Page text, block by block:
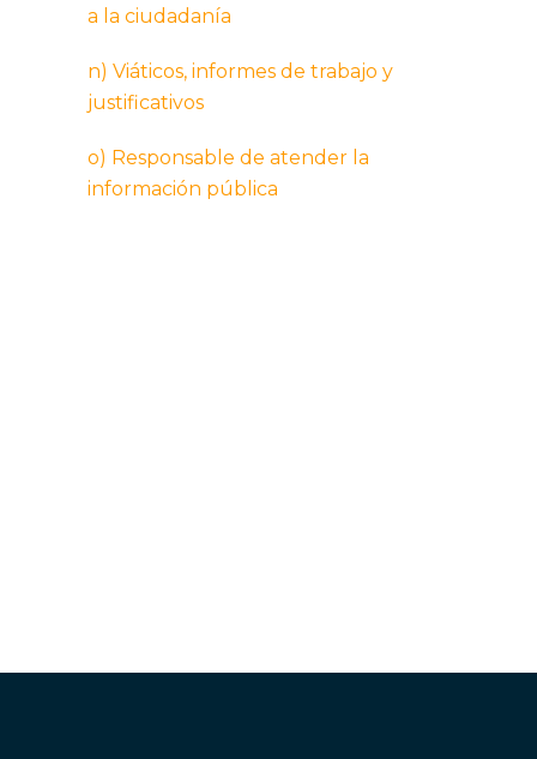
a la ciudadanía
n) Viáticos, informes de trabajo y
justificativos
o) Responsable de atender la
información pública